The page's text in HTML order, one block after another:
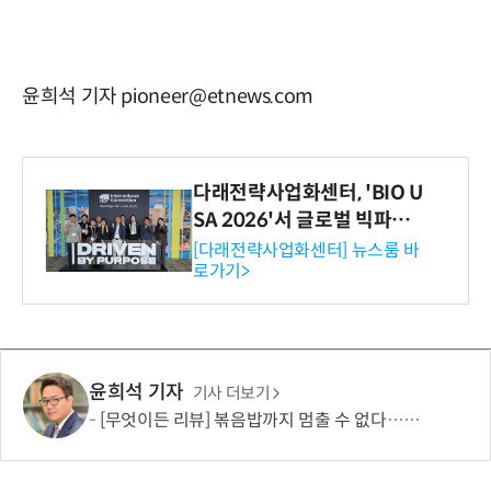
윤희석 기자 pioneer@etnews.com
다래전략사업화센터, 'BIO U
SA 2026'서 글로벌 빅파마
와의 비즈니스 미팅 지원…K
-바이오 해외 진출 교두보 확
보
[다래전략사업화센터] 뉴스룸 바
로가기>
윤희석 기자 기사 더보기
[무엇이든 리뷰] 볶음밥까지 멈출 수 없다…하림 '별미요리 닭갈비' 한 끼 실험